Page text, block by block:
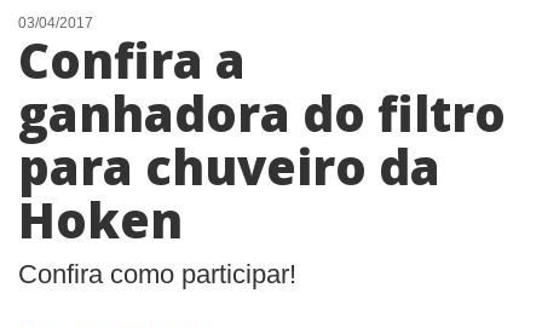
NOTÍCIAS
LISTA DIGITAL
QUEM SOMOS
CONTATO
ANUNCIE
03/04/2017
Confira a
ganhadora do filtro
para chuveiro da
Hoken
Confira como participar!